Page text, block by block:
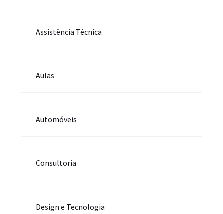
Assistência Técnica
Aulas
Automóveis
Consultoria
Design e Tecnologia